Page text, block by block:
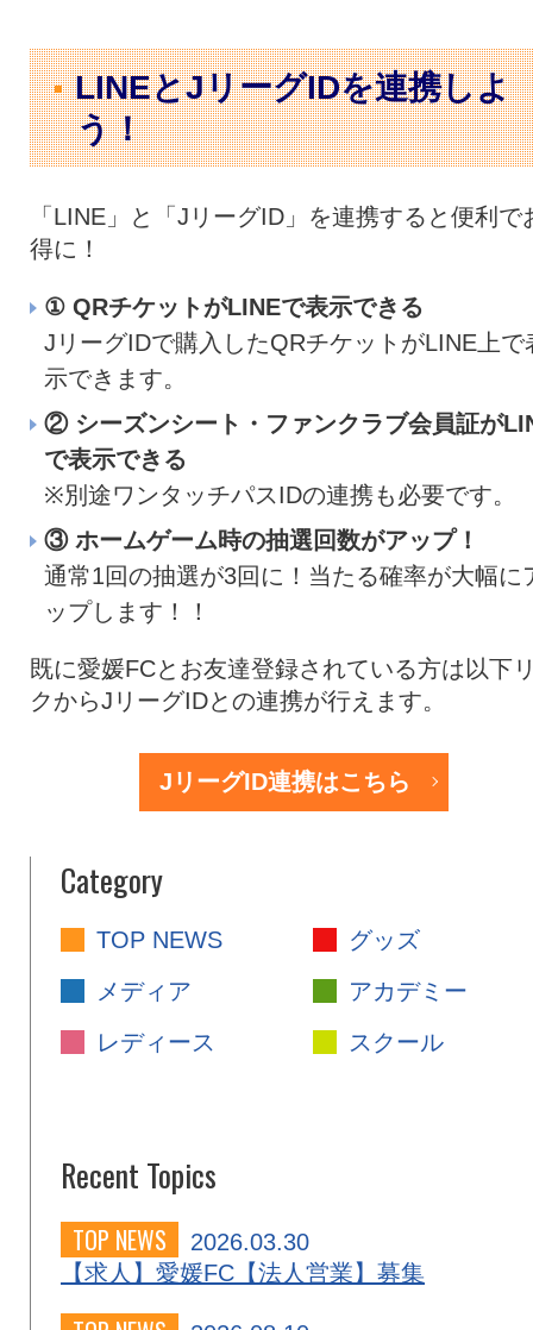
LINEとJリーグIDを連携しよ
う！
「LINE」と「JリーグID」を連携すると便利で
得に！
① QRチケットがLINEで表示できる
JリーグIDで購入したQRチケットがLINE上で
示できます。
② シーズンシート・ファンクラブ会員証が
で表示できる
※別途ワンタッチパスIDの連携も必要です。
③ ホームゲーム時の抽選回数がアップ！
通常1回の抽選が3回に！当たる確率が大幅に
ップします！！
既に愛媛FCとお友達登録されている方は以下
クからJリーグIDとの連携が行えます。
JリーグID連携はこちら
Category
TOP NEWS
グッズ
メディア
アカデミー
レディース
スクール
Recent Topics
TOP NEWS
2026.03.30
【求人】愛媛FC【法人営業】募集